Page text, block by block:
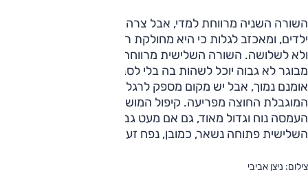
השורה השניה מרווחת למדי, אבל צרה מדי לשלושה מושבי
ולא לשלושה. השורה השלישית מרווחת יותר מהמקובל, וגם
מבוגר לא גבוה יוכל לשהות בה בלי לסבול יותר מדי – המושב
אומנם נמוך, אבל יש מקום מספק לרגליים ולראש, ורק הראות
המוגבלת החוצה מפריעה. קיפול המושבים קל ומהיר ויוצר משטח
העמסה נוח וגדול מאוד, גם אם מעט גבוה. כאשר השורה
השלישית פתוחה נשאר, כמובן, נפח זעיר למדי למטען, כמקובל.
צילום: ניצן אביבי